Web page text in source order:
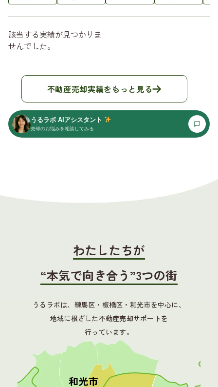
該当する実績が見つかりま
せんでした。
不動産売却実績をもっと見る
うるラボ AIアシスタント
売却のお悩みを相談してみる
わたしたちが
“本気で向き合う”3つの街
うるラボは、練馬区・板橋区・和光市を中心に、
地域に根ざした不動産売却サポートを
行っています。